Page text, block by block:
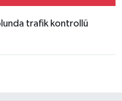
trafik kontrollü